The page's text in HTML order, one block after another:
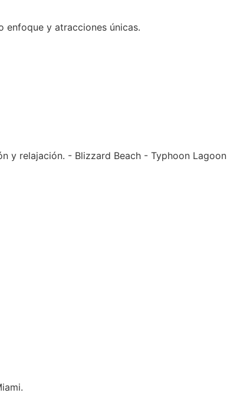
enfoque y atracciones únicas.
y relajación. - Blizzard Beach - Typhoon Lagoon